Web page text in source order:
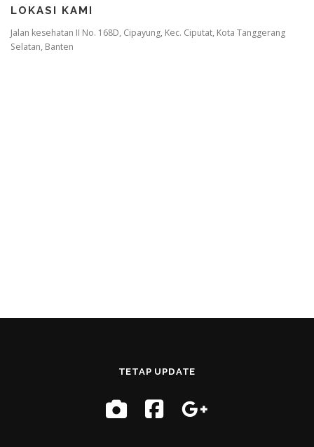
LOKASI KAMI
Jalan kesehatan II No. 168D, Cipayung, Kec. Ciputat, Kota Tanggerang
Selatan, Banten
TETAP UPDATE